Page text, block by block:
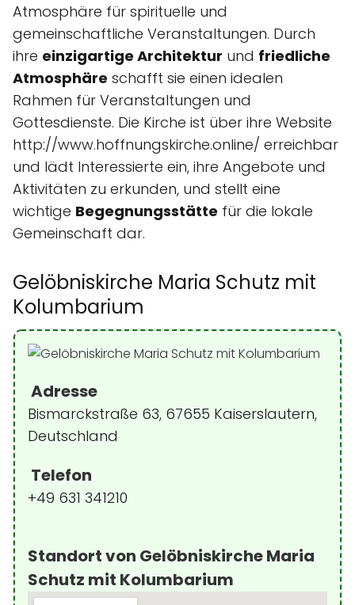
Atmosphäre für spirituelle und
gemeinschaftliche Veranstaltungen. Durch
ihre einzigartige Architektur und friedliche
Atmosphäre schafft sie einen idealen
Rahmen für Veranstaltungen und
Gottesdienste. Die Kirche ist über ihre Website
http://www.hoffnungskirche.online/ erreichbar
und lädt Interessierte ein, ihre Angebote und
Aktivitäten zu erkunden, und stellt eine
wichtige Begegnungsstätte für die lokale
Gemeinschaft dar.
Gelöbniskirche Maria Schutz mit
Kolumbarium
Adresse
Bismarckstraße 63, 67655 Kaiserslautern,
Deutschland
Telefon
+49 631 341210
Standort von Gelöbniskirche Maria
Schutz mit Kolumbarium